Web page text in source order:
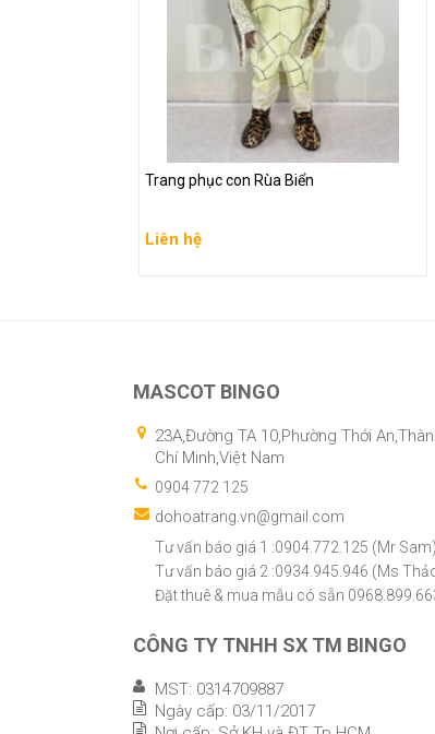
Trang phục con Rùa Biển
Liên hệ
Trang phục con Rùa Biển
Liên hệ
Xem chi tiết
MASCOT BINGO
23A,Đường TA 10,Phường Thới
Chí Minh,Việt Nam
0904 772 125
dohoatrang.vn@gmail.com
Tư vấn báo giá 1 :0904.772.125 (Mr Sam)
Tư vấn báo giá 2 :0934.945.946 (Ms
Đặt thuê & mua mẫu có sẵn
CÔNG TY TNHH SX TM BINGO
MST: 0314709887
Ngày cấp: 03/11/2017